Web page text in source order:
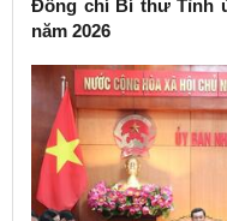
Đồng chí Bí thư Tỉnh
năm 2026